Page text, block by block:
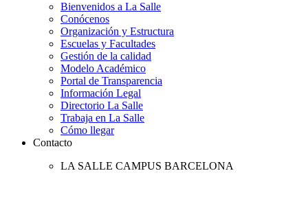
Bienvenidos a La Salle
Conócenos
Organización y Estructura
Escuelas y Facultades
Gestión de la calidad
Modelo Académico
Portal de Transparencia
Información Legal
Directorio La Salle
Trabaja en La Salle
Cómo llegar
Contacto
LA SALLE CAMPUS BARCELONA